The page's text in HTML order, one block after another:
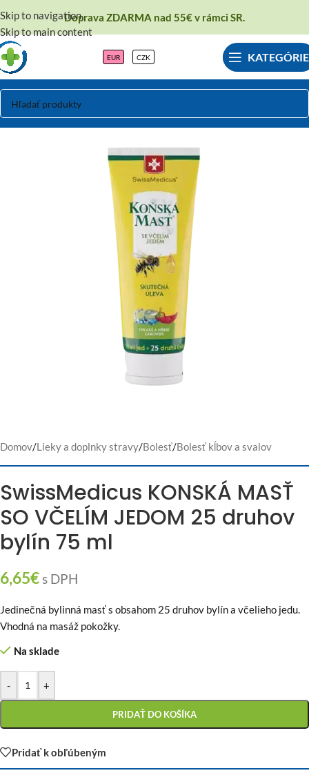
Skip to navigation
Skip to main content
Doprava ZDARMA nad 55€ v rámci SR.
EUR CZK KATEGÓRIE
Domov/Lieky a doplnky stravy/Bolesť/Bolesť kĺbov a svalov
SwissMedicus KONSKÁ MASŤ
SO VČELÍM JEDOM 25 druhov
bylín 75 ml
6,65€s DPH
Jedinečná bylinná masť s obsahom 25 druhov bylín a včelieho jedu.
Vhodná na masáž pokožky.
Na sklade
- +
PRIDAŤ DO KOŠÍKA
Pridať k obľúbeným